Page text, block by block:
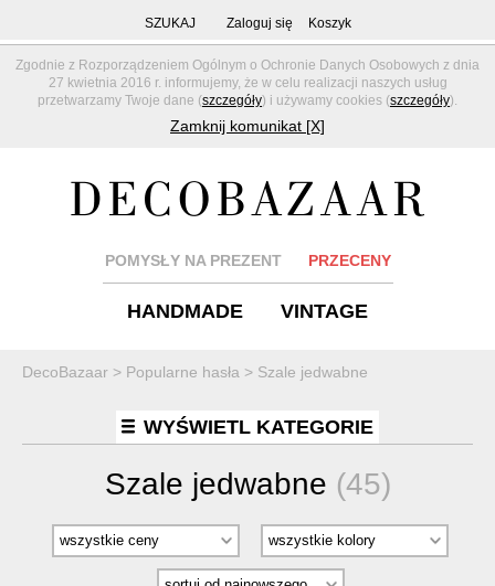
Zgodnie z Rozporządzeniem Ogólnym o Ochronie Danych Osobowych z dnia
27 kwietnia 2016 r. informujemy, że w celu realizacji naszych usług
przetwarzamy Twoje dane (szczegóły) i używamy cookies (szczegóły).
Zamknij komunikat [X]
SZUKAJ Zaloguj się Koszyk
POMYSŁY NA PREZENT PRZECENY
HANDMADE VINTAGE
DecoBazaar > Popularne hasła > Szale jedwabne
WYŚWIETL KATEGORIE
Szale jedwabne (45)